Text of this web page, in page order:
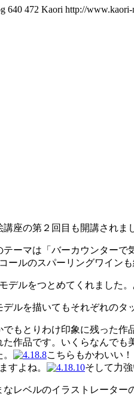
640 472 Kaori http://www.kaori-
座の第２回目も開講されま
ーマは「バーカウンター
ールのスパーリングワイン
デルをつとめてくれました。
ルを描いてもそれぞれのタ
もとりわけ印象に残った作
作品です。いくらなんで
こちらもかわいい
すよね。
そして力
レベルのイラストレータ